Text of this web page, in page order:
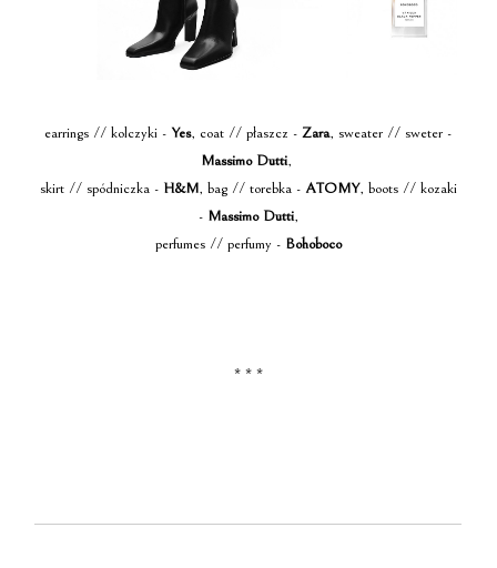
earrings // kolczyki -Yes, coat // płaszcz -Zara, sweater // sweter -
Massimo Dutti,
skirt // spódniczka - H&M, bag // torebka - ATOMY, boots // kozaki
- Massimo Dutti,
perfumes // perfumy - Bohoboco
* * *